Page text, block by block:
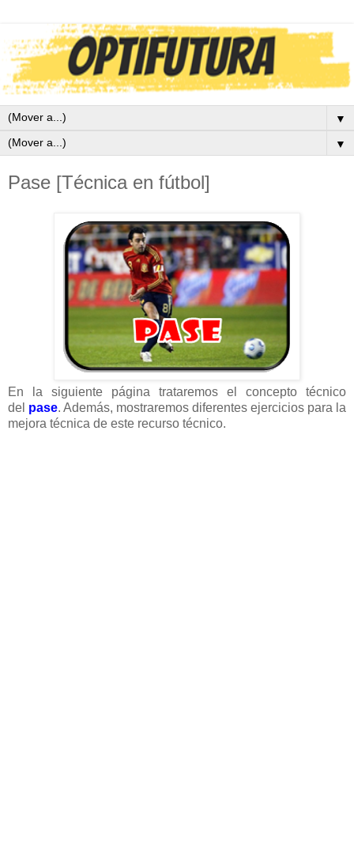
▼
▼
Pase [Técnica en fútbol]
En la siguiente página trataremos el concepto técnico
del pase. Además, mostraremos diferentes ejercicios para la
mejora técnica de este recurso técnico.